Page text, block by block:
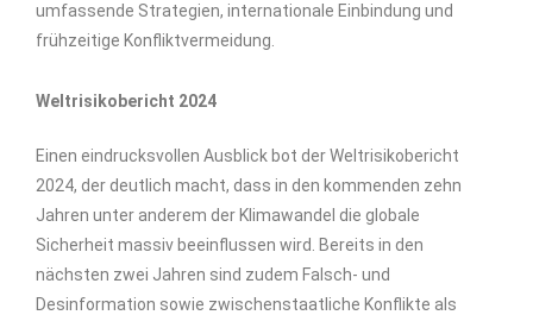
umfassende Strategien, internationale Einbindung und
frühzeitige Konfliktvermeidung.
Weltrisikobericht 2024
Einen eindrucksvollen Ausblick bot der Weltrisikobericht
2024, der deutlich macht, dass in den kommenden zehn
Jahren unter anderem der Klimawandel die globale
Sicherheit massiv beeinflussen wird. Bereits in den
nächsten zwei Jahren sind zudem Falsch- und
Desinformation sowie zwischenstaatliche Konflikte als